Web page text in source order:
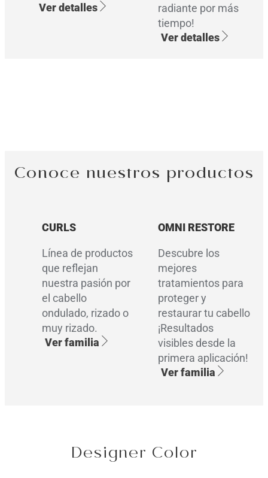
Ver detalles
radiante por más
tiempo!
Ver detalles
Conoce nuestros productos
CURLS
Línea de productos
que reflejan
nuestra pasión por
el cabello
ondulado, rizado o
muy rizado.
Ver familia
OMNI RESTORE
Descubre los
mejores
tratamientos para
proteger y
restaurar tu cabello
¡Resultados
visibles desde la
primera aplicación!
Ver familia
mejores
tratamientos para
Designer Color